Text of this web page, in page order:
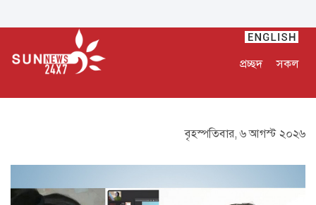
প্রচ্ছদ সকল
বৃহস্পতিবার, ৬ আগস্ট ২০২৬